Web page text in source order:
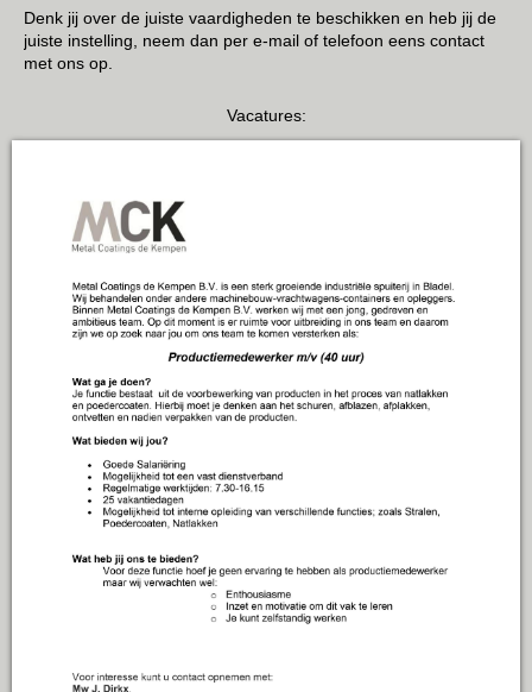
Denk jij over de juiste vaardigheden te beschikken en heb jij de
juiste instelling, neem dan per e-mail of telefoon eens contact
met ons op.
Vacatures: